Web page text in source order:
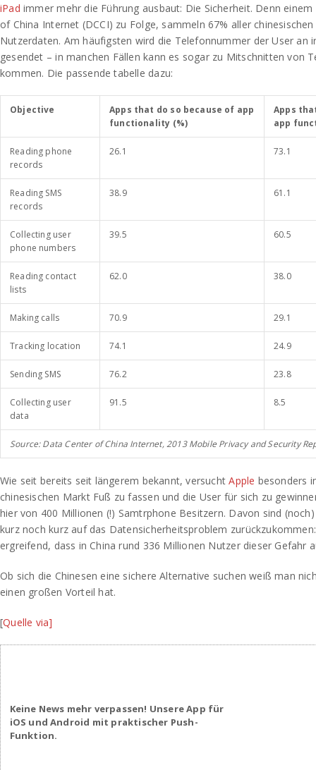
iPad immer mehr die Führung ausbaut: Die Sicherheit. Denn einem
of China Internet (DCCI) zu Folge, sammeln 67% aller
Nutzerdaten. Am häufigsten wird die Telefonnummer der User an
gesendet – in manchen Fällen kann es sogar zu Mitschnitten von
kommen. Die passende tabelle dazu:
Objective
Apps that do so because of app
functionality (%)
Apps
app
Reading phone
records
26.1 73.1
Reading SMS
records
38.9 61.1
Collecting user
phone numbers
39.5 60.5
Reading contact
lists
62.0 38.0
Making calls 70.9 29.1
Tracking location 74.1 24.9
Sending SMS 76.2 23.8
Collecting user
data
91.5 8.5
Source: Data Center of China Internet, 2013 Mobile Privacy and Security
Wie seit bereits seit längerem bekannt, versuchtApple besonders
chinesischen Markt Fuß zu fassen und die User für sich zu
hier von 400 Millionen (!) Samtrphone Besitzern. Davon sind
kurz noch kurz auf das Datensicherheitsproblem
ergreifend, dass in China rund 336 Millionen Nutzer dieser Gefahr
Ob sich die Chinesen eine sichere Alternative suchen weiß man
einen großen Vorteil hat.
[Quelle via]
Keine News mehr verpassen! Unsere App für
iOS und Android mit praktischer Push-
Funktion.